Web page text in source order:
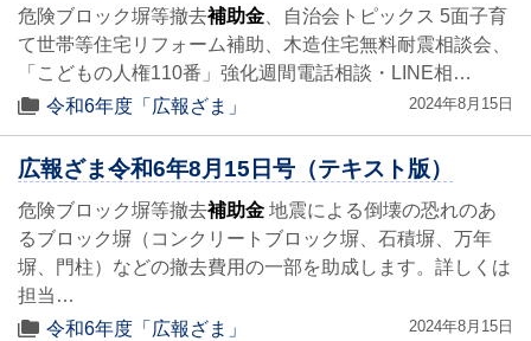
危険ブロック塀等撤去補助金、自治会トピックス 5面子育
て世帯等住宅リフォーム補助、木造住宅無料耐震相談会、
「こどもの人権110番」強化週間電話相談・LINE相…
令和6年度「広報ざま」
2024年8月15日
広報ざま令和6年8月15日号（テキスト版）
危険ブロック塀等撤去補助金 地震による倒壊の恐れのあ
るブロック塀（コンクリートブロック塀、石積塀、万年
塀、門柱）などの撤去費用の一部を助成します。詳しくは
担当…
令和6年度「広報ざま」
2024年8月15日